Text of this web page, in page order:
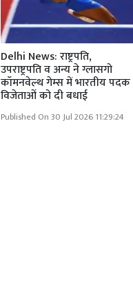
Delhi News: राष्ट्रपति,
उपराष्ट्रपति व अन्य ने ग्लासगो
कॉमनवेल्थ गेम्स में भारतीय पदक
विजेताओं को दी बधाई
Published On 30 Jul 2026 11:29:24